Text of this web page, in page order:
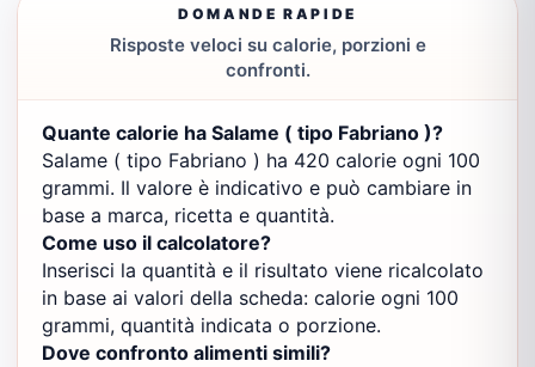
DOMANDE RAPIDE
Risposte veloci su calorie, porzioni e
confronti.
Quante calorie ha Salame ( tipo Fabriano )?
Salame ( tipo Fabriano ) ha 420 calorie ogni 100
grammi. Il valore è indicativo e può cambiare in
base a marca, ricetta e quantità.
Come uso il calcolatore?
Inserisci la quantità e il risultato viene ricalcolato
in base ai valori della scheda: calorie ogni 100
grammi, quantità indicata o porzione.
Dove confronto alimenti simili?